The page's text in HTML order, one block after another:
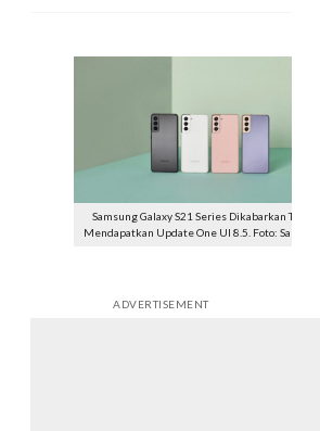
Samsung Galaxy S21 Series Dikabarkan Tidak
Mendapatkan Update One UI 8.5. Foto: Samsung
ADVERTISEMENT